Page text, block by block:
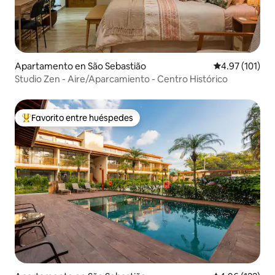
Apartamento en São Sebastião Calificación
4.97 (101)
Studio Zen - Aire/Aparcamiento - Centro Histórico
Favorito entre huéspedes preferido
Favorito entre huéspedes